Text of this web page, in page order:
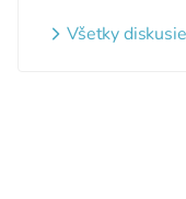
webovom sídle
Všetky diskusie